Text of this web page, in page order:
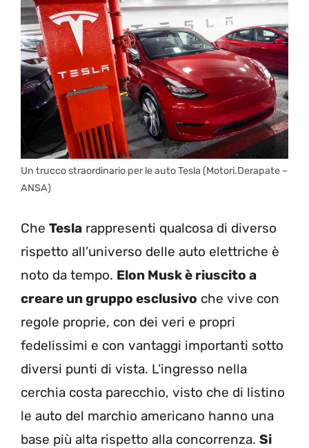
Un trucco straordinario per le auto Tesla (Motori.Derapate –
ANSA)
Che Tesla rappresenti qualcosa di diverso
rispetto all’universo delle auto elettriche è
noto da tempo. Elon Musk è riuscito a
creare un gruppo esclusivo che vive con
regole proprie, con dei veri e propri
fedelissimi e con vantaggi importanti sotto
diversi punti di vista. L’ingresso nella
cerchia costa parecchio, visto che di listino
le auto del marchio americano hanno una
base più alta rispetto alla concorrenza. Si